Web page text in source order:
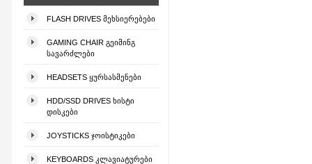
FLASH DRIVES ᲛᲔᲮᲡᲘᲔᲠᲔᲑᲔᲑᲘ
GAMING CHAIR ᲒᲔᲘᲛᲘᲜᲒ
ᲡᲐᲕᲐᲠᲫᲚᲔᲑᲘ
HEADSETS ᲧᲣᲠᲡᲐᲡᲛᲔᲜᲔᲑᲘ
HDD/SSD DRIVES ᲮᲘᲡᲢᲘ
ᲓᲘᲡᲙᲔᲑᲘ
JOYSTICKS ᲯᲝᲘᲡᲢᲘᲙᲔᲑᲘ
KEYBOARDS ᲙᲚᲐᲕᲘᲐᲢᲣᲠᲔᲑᲘ